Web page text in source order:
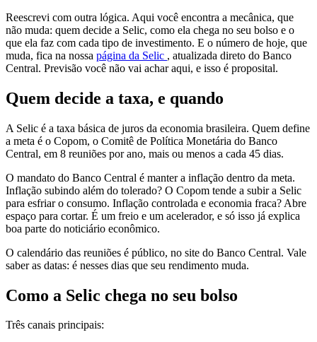
Reescrevi com outra lógica. Aqui você encontra a mecânica, que
não muda: quem decide a Selic, como ela chega no seu bolso e o
que ela faz com cada tipo de investimento. E o número de hoje, que
muda, fica na nossa página da Selic , atualizada direto do Banco
Central. Previsão você não vai achar aqui, e isso é proposital.
Quem decide a taxa, e quando
A Selic é a taxa básica de juros da economia brasileira. Quem define
a meta é o Copom, o Comitê de Política Monetária do Banco
Central, em 8 reuniões por ano, mais ou menos a cada 45 dias.
O mandato do Banco Central é manter a inflação dentro da meta.
Inflação subindo além do tolerado? O Copom tende a subir a Selic
para esfriar o consumo. Inflação controlada e economia fraca? Abre
espaço para cortar. É um freio e um acelerador, e só isso já explica
boa parte do noticiário econômico.
O calendário das reuniões é público, no site do Banco Central. Vale
saber as datas: é nesses dias que seu rendimento muda.
Como a Selic chega no seu bolso
Três canais principais: